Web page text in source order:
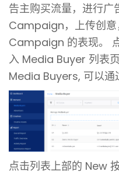
告主购买流量，进行广
Campaign，上传创意
Campaign 的表现。
入 Media Buyer 列表
Media Buyers, 可以通
点击列表上部的 New